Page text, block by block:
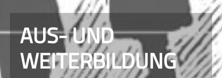
AUS- UND
WEITERBILDUNG